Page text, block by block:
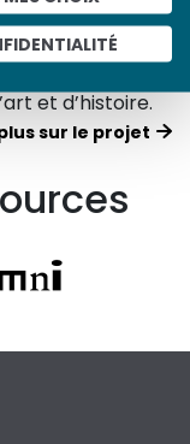
d’hier, c’est
Un site qui
élèves… mais
et d’histoire.
sur le projet